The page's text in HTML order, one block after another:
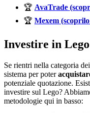
🏆 AvaTrade
🏆 Mexem
Investire in
Se rientri nella categoria
sistema per poter
potenziale quotazione.
investire sul Lego?
metodologie qui in basso: